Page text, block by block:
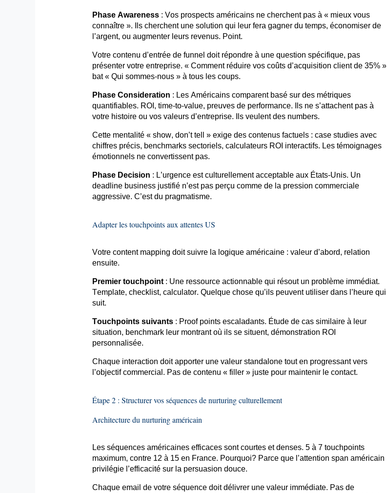
Phase Awareness: Vos prospects américains ne cherchent pas à « mieux vous
connaître ». Ils cherchent une solution qui leur fera gagner du temps, économiser de
l’argent, ou augmenter leurs revenus. Point.
Votre contenu d’entrée de funnel doit répondre à une question spécifique, pas
présenter votre entreprise. « Comment réduire vos coûts d’acquisition client de 35% »
bat « Qui sommes-nous » à tous les coups.
Phase Consideration : Les Américains comparent basé sur des métriques
quantifiables. ROI, time-to-value, preuves de performance. Ils ne s’attachent pas à
votre histoire ou vos valeurs d’entreprise. Ils veulent des numbers.
Cette mentalité « show, don’ttell » exige des contenus factuels : case studiesavec
chiffres précis, benchmarks sectoriels, calculateurs ROI interactifs. Les témoignages
émotionnels ne convertissent pas.
Phase Decision : L’urgence est culturellement acceptable aux États-Unis. Un
deadline business justifié n’est pas perçu comme de la pression commerciale
aggressive. C’est du pragmatisme.
Adapter lestouchpointsaux attentes US
Votre content mapping doit suivre la logique américaine : valeur d’abord, relation
ensuite.
Premier touchpoint: Une ressource actionnable qui résout un problème immédiat.
Template, checklist, calculator. Quelque chose qu’ils peuvent utiliser dans l’heure qui
suit.
Touchpointssuivants: Proof points escaladants. Étude de cas similaire à leur
situation, benchmark leur montrant où ils se situent, démonstration ROI
personnalisée.
Chaque interaction doit apporter une valeur standalone tout en progressant vers
l’objectif commercial. Pas de contenu « filler » juste pour maintenir le contact.
Étape 2 : Structurer vos séquences denurturingculturellement
Architecture du nurturingaméricain
Les séquences américaines efficaces sont courtes et denses. 5 à 7 touchpoints
maximum, contre 12 à 15 en France. Pourquoi?Parce que l’attention span américain
privilégie l’efficacité sur la persuasion douce.
Chaque email de votre séquence doit délivrer une valeur immédiate. Pas de